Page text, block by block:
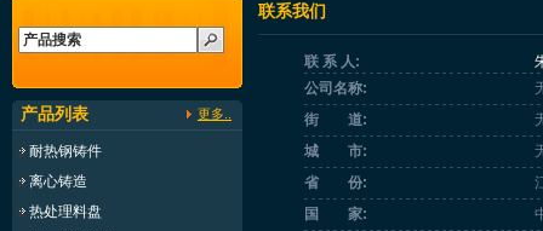
产品列表 更多..
耐热钢铸件
离心铸造
热处理料盘
联系我们
联 系 人:
公司名称:
街 道:
城 市:
省 份:
国 家: